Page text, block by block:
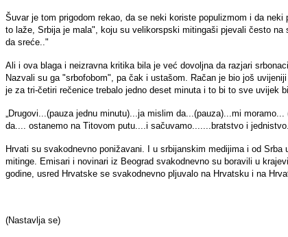
Šuvar je tom prigodom rekao, da se neki koriste populizmom i da
to laže, Srbija je mala", koju su velikorspski mitingaši pjevali često
da sreće.."
Ali i ova blaga i neizravna kritika bila je već dovoljna da razjari
Nazvali su ga "srbofobom", pa čak i ustašom. Račan je bio još
je za tri-četiri rečenice trebalo jedno deset minuta i to bi to sve uvijek
„Drugovi...(pauza jednu minutu)...ja mislim da...(pauza)...mi
da.... ostanemo na Titovom putu....i sačuvamo.......bratstvo i
Hrvati su svakodnevno ponižavani. I u srbijanskim medijima i od
mitinge. Emisari i novinari iz Beograd svakodnevno su boravili u
godine, usred Hrvatske se svakodnevno pljuvalo na Hrvatsku i na
(Nastavlja se)